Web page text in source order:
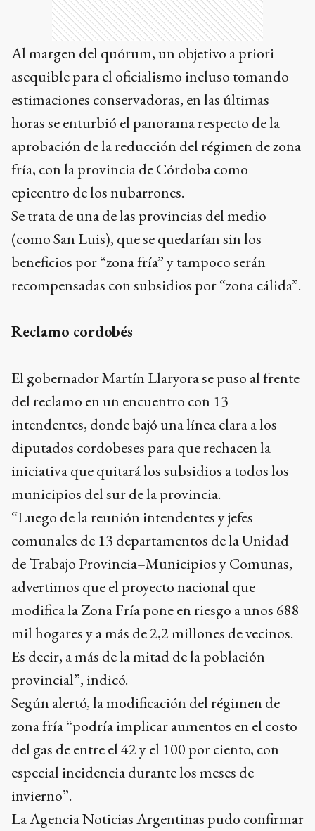
Al margen del quórum, un objetivo a priori
asequible para el oficialismo incluso tomando
estimaciones conservadoras, en las últimas
horas se enturbió el panorama respecto de la
aprobación de la reducción del régimen de zona
fría, con la provincia de Córdoba como
epicentro de los nubarrones.
Se trata de una de las provincias del medio
(como San Luis), que se quedarían sin los
beneficios por “zona fría” y tampoco serán
recompensadas con subsidios por “zona cálida”.
Reclamo cordobés
El gobernador Martín Llaryora se puso al frente
del reclamo en un encuentro con 13
intendentes, donde bajó una línea clara a los
diputados cordobeses para que rechacen la
iniciativa que quitará los subsidios a todos los
municipios del sur de la provincia.
“Luego de la reunión intendentes y jefes
comunales de 13 departamentos de la Unidad
de Trabajo Provincia–Municipios y Comunas,
advertimos que el proyecto nacional que
modifica la Zona Fría pone en riesgo a unos 688
mil hogares y a más de 2,2 millones de vecinos.
Es decir, a más de la mitad de la población
provincial”, indicó.
Según alertó, la modificación del régimen de
zona fría “podría implicar aumentos en el costo
del gas de entre el 42 y el 100 por ciento, con
especial incidencia durante los meses de
invierno”.
La Agencia Noticias Argentinas pudo confirmar